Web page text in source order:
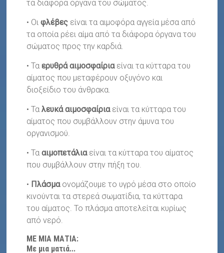
τα διάφορα όργανα του σώματος.
• Οιφλέβες είναι τα αιμοφόρα αγγεία μέσα από
τα οποία ρέει αίμα από τα διάφορα όργανα του
σώματος προς την καρδιά.
• Ταερυθρά αιμοσφαίριαείναι τα κύτταρα του
αίματος που μεταφέρουν οξυγόνο και
διοξείδιο του άνθρακα.
• Ταλευκά αιμοσφαίριαείναι τα κύτταρα του
αίματος που συμβάλλουν στην άμυνα του
οργανισμού.
• Τααιμοπετάλια είναι τα κύτταρα του αίματος
που συμβάλλουν στην πήξη του.
• Πλάσμα ονομάζουμε το υγρό μέσα στο οποίο
κινούνται τα στερεά σωματίδια, τα κύτταρα
του αίματος. Το πλάσμα αποτελείται κυρίως
από νερό.
ΜΕ ΜΙΑ ΜΑΤΙΑ:
Με μια ματιά...